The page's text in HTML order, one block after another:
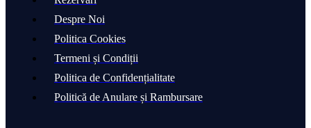
Despre Noi
Politica Cookies
Termeni și Condiții
Politica de Confidențialitate
Politică de Anulare și Rambursare